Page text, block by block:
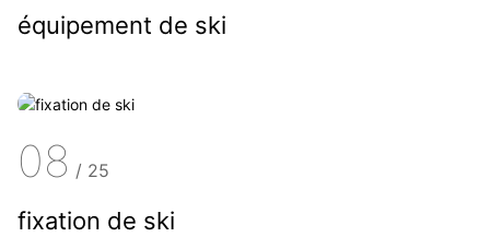
équipement de ski
08 / 25
fixation de ski